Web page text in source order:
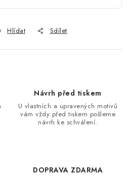
Hlídat Sdílet
Návrh před tiskem
U vlastních a upravených motivů
vám vždy před tiskem pošleme
návrh ke schválení.
DOPRAVA ZDARMA